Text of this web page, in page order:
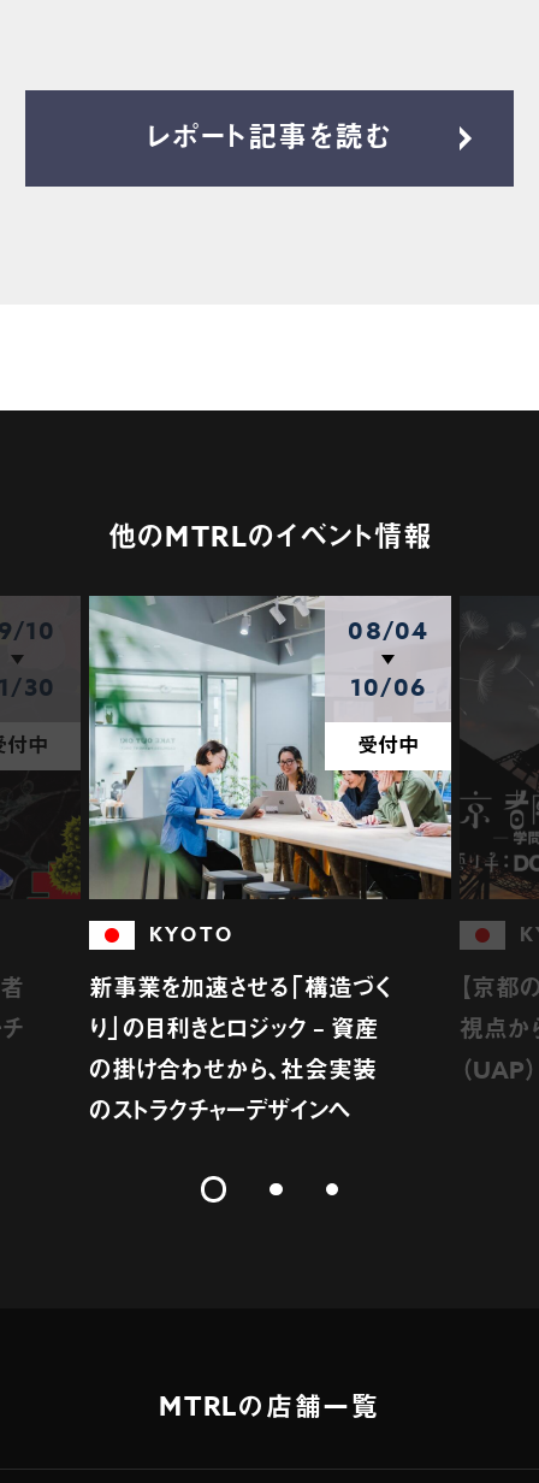
レポート記事を読む
他のMTRLのイベント情報
10
30
付中
08/04
10/06
受付中
KYOTO
新事業を加速させる「構造づく
り」の目利きとロジック – 資産
の掛け合わせから、社会実装
のストラクチャーデザインへ
【京都
視点か
（UAP
MTRLの店舗一覧